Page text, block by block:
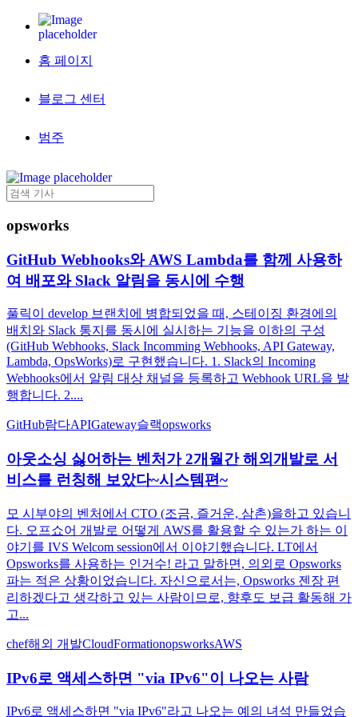
홈 페이지
블로그 센터
범주
opsworks
GitHub Webhooks와 AWS Lambda를 함께 사용하
여 배포와 Slack 알림을 동시에 수행
풀릭이 develop 브랜치에 병합되었을 때, 스테이징 환경에의
배치와 Slack 통지를 동시에 실시하는 기능을 이하의 구성
(GitHub Webhooks, Slack Incomming Webhooks, API Gateway,
Lambda, OpsWorks)로 구현했습니다. 1. Slack의 Incoming
Webhooks에서 알림 대상 채널을 등록하고 Webhook URL을 발
행합니다. 2....
GitHub람다APIGateway슬랙opsworks
아웃소싱 싫어하는 벤처가 2개월간 해외개발로 서
비스를 런칭해 보았다~시스템편~
모 시부야의 벤처에서 CTO (조금, 즐거운, 삼촌)을하고 있습니
다. 오프쇼어 개발로 어떻게 AWS를 활용할 수 있는가 하는 이
야기를 IVS Welcom session에서 이야기했습니다. LT에서
Opsworks를 사용하는 인거수! 라고 말하면, 의외로 Opsworks
파는 적은 상황이었습니다. 자신으로서는, Opsworks 젠장 편
리하겠다고 생각하고 있는 사람이므로, 향후도 보급 활동해 가
고...
chef해외 개발CloudFormationopsworksAWS
IPv6로 액세스하면 "via IPv6"이 나오는 사람
IPv6로 액세스하면 "via IPv6"라고 나오는 예의 녀석 만들었습